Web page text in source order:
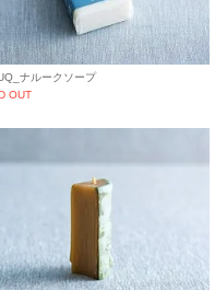
ナルークソープ
OUT